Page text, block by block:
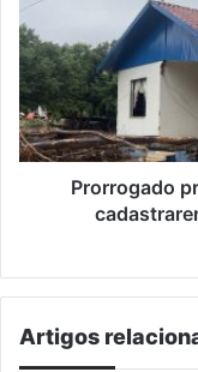
para
prefeituras
gaúchas
cadastrarem
novas
famílias
no
Reconstrução
Prorrogado
Artigos